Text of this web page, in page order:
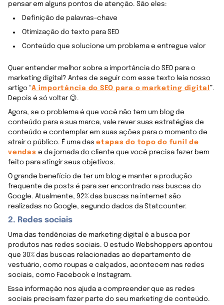
pensar em alguns pontos de atenção. São eles:
Definição de palavras-chave
Otimização do texto para SEO
Conteúdo que solucione um problema e entregue valor
Quer entender melhor sobre a importância do SEO para o
marketing digital? Antes de seguir com esse texto leia nosso
artigo “A importância do SEO para o marketing digital ”.
Depois é só voltar 😉.
Agora, se o problema é que você não tem um blog de
conteúdo para a sua marca, vale rever suas estratégias de
conteúdo e contemplar em suas ações para o momento de
atrair o público. É uma das etapas do topo do funil de
vendas e da jornada do cliente que você precisa fazer bem
feito para atingir seus objetivos.
O grande benefício de ter um blog e manter a produção
frequente de posts é para ser encontrado nas buscas do
Google. Atualmente, 92% das buscas na internet são
realizadas no Google, segundo dados da Statcounter.
2. Redes sociais
Uma das tendências de marketing digital é a busca por
produtos nas redes sociais. O estudo Webshoppers apontou
que 30% das buscas relacionadas ao departamento de
vestuário, como roupas e calçados, acontecem nas redes
sociais, como Facebook e Instagram.
Essa informação nos ajuda a compreender que as redes
sociais precisam fazer parte do seu marketing de conteúdo.